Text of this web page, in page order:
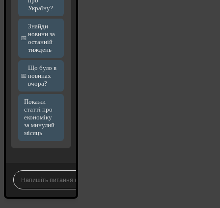
Україну?
Знайди
новини за
останній
тиждень
Що було в
новинах
вчора?
Покажи
статті про
економіку
за минулий
місяць